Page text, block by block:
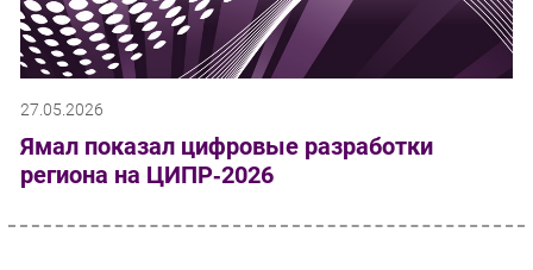
27.05.2026
Ямал показал цифровые разработки
региона на ЦИПР‑2026